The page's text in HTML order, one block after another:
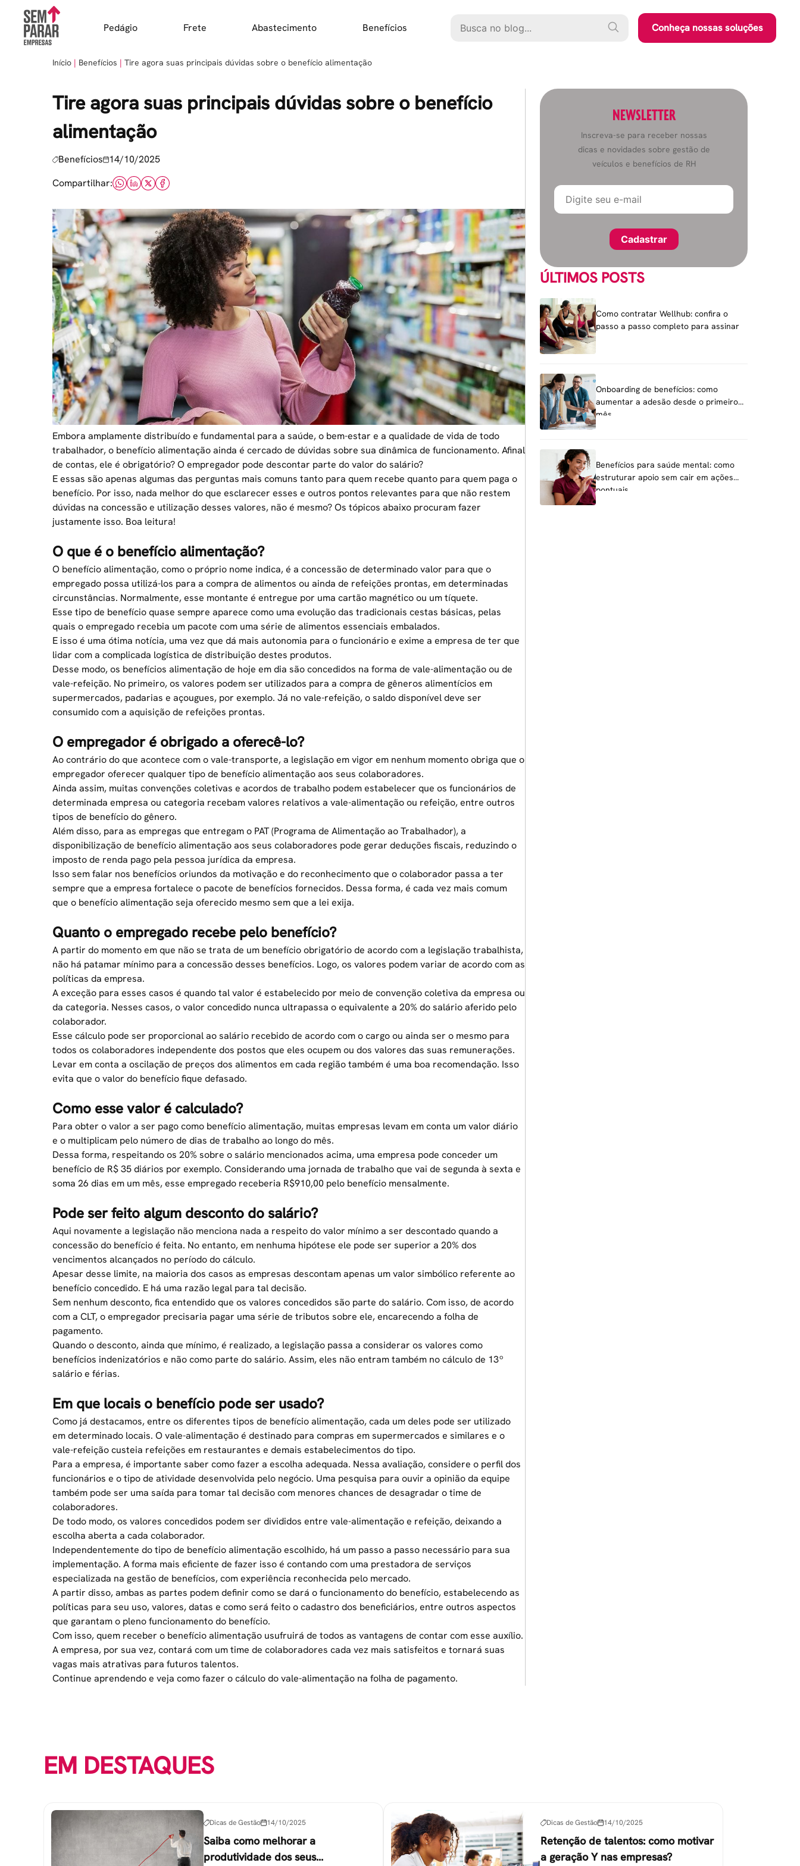
content
Pedágio Frete Abastecimento Benefícios Conheça nossas soluções
Início Benefícios Tire agora suas principais dúvidas sobre o benefício alimentação
Tire agora suas principais dúvidas sobre o benefício
alimentação
Benefícios 14/10/2025
Compartilhar:
Embora amplamente distribuído e fundamental para a saúde, o bem-estar e a qualidade de vida de todo
trabalhador, o benefício alimentação ainda é cercado de dúvidas sobre sua dinâmica de funcionamento. Afinal
de contas, ele é obrigatório? O empregador pode descontar parte do valor do salário?
E essas são apenas algumas das perguntas mais comuns tanto para quem recebe quanto para quem paga o
benefício. Por isso, nada melhor do que esclarecer esses e outros pontos relevantes para que não restem
dúvidas na concessão e utilização desses valores, não é mesmo? Os tópicos abaixo procuram fazer
justamente isso. Boa leitura!
O que é o benefício alimentação?
O benefício alimentação, como o próprio nome indica, é a concessão de determinado valor para que o
empregado possa utilizá-los para a compra de alimentos ou ainda de refeições prontas, em determinadas
circunstâncias. Normalmente, esse montante é entregue por uma cartão magnéticoou um tíquete.
Esse tipo de benefício quase sempre aparece como uma evolução das tradicionais cestas básicas, pelas
quais o empregado recebia um pacote com uma série de alimentos essenciais embalados.
E isso é uma ótima notícia, uma vez que dá mais autonomia para o funcionário e exime a empresa de ter que
lidar com a complicada logística de distribuição destes produtos.
Desse modo, os benefícios alimentação de hoje em dia são concedidos na forma de vale-alimentaçãoou de
vale-refeição. No primeiro, os valores podem ser utilizados para a compra de gêneros alimentícios em
supermercados, padarias e açougues, por exemplo. Já no vale-refeição, o saldo disponível deve ser
consumido com a aquisição de refeições prontas.
O empregador é obrigado a oferecê-lo?
Ao contrário do que acontece com ovale-transporte, a legislação em vigor em nenhum momento obriga que o
empregador oferecer qualquer tipo de benefício alimentação aos seus colaboradores.
Ainda assim, muitas convenções coletivas e acordos de trabalho podem estabelecer que os funcionários de
determinada empresa ou categoria recebam valores relativos a vale-alimentação ou refeição, entre outros
tipos de benefício do gênero.
Além disso, para as empregas que entregam o PAT (Programa de Alimentação ao Trabalhador),a
disponibilização de benefício alimentação aos seus colaboradores pode gerar deduções fiscais, reduzindo o
imposto de renda pago pela pessoa jurídica da empresa.
Isso sem falar nos benefícios oriundos da motivação e do reconhecimento que o colaborador passa a ter
sempre que a empresa fortalece o pacote de benefícios fornecidos. Dessa forma, é cada vez mais comum
que o benefício alimentação seja oferecido mesmo sem que a lei exija.
Quanto o empregado recebe pelo benefício?
A partir do momento em que não se trata de um benefício obrigatório de acordo com a legislação trabalhista,
não há patamar mínimo para a concessão desses benefícios. Logo, os valores podem variar de acordo com as
políticas da empresa.
A exceção para esses casos é quando tal valor é estabelecido por meio de convenção coletiva da empresa ou
da categoria. Nesses casos, o valor concedido nunca ultrapassa o equivalente a 20% do salário aferido pelo
colaborador.
Esse cálculo pode ser proporcional ao salário recebido de acordo com o cargo ou ainda ser o mesmo para
todos os colaboradores independente dos postos que eles ocupem ou dos valores das suas remunerações.
Levar em conta a oscilação de preços dos alimentos em cada região também é uma boa recomendação. Isso
evita que o valor do benefício fique defasado.
Como esse valor é calculado?
Para obter o valor a ser pago como benefício alimentação, muitas empresas levam em conta um valor diário
e o multiplicam pelo número de dias de trabalho ao longo do mês.
Dessa forma, respeitando os 20% sobre o salário mencionados acima, uma empresa pode conceder um
benefício de R$ 35 diários por exemplo. Considerando uma jornada de trabalho que vai de segunda à sexta e
soma 26 dias em um mês, esse empregado receberia R$910,00 pelo benefício mensalmente.
Pode ser feito algum desconto do salário?
Aqui novamente a legislação não menciona nada a respeito do valor mínimo a ser descontado quando a
concessão do benefício é feita. No entanto, em nenhuma hipótese ele pode ser superior a 20% dos
vencimentos alcançados no período do cálculo.
Apesar desse limite, na maioria dos casos as empresas descontam apenas um valor simbólico referente ao
benefício concedido. E há uma razão legal para tal decisão.
Sem nenhum desconto, fica entendido que os valores concedidos são parte do salário. Com isso, de acordo
com a CLT,o empregador precisaria pagar uma série de tributos sobre ele, encarecendo a folha de
pagamento.
Quando o desconto, ainda que mínimo, é realizado, a legislação passa a considerar os valores como
benefícios indenizatórios e não como parte do salário. Assim, eles não entram também no cálculo de 13º
salário e férias.
Em que locais o benefício pode ser usado?
Como já destacamos, entre os diferentes tipos de benefício alimentação, cada um deles pode ser utilizado
em determinado locais. O vale-alimentação é destinado para compras em supermercados e similares e o
vale-refeiçãocusteia refeições em restaurantes e demais estabelecimentos do tipo.
Para a empresa, é importante saber como fazer a escolha adequada. Nessa avaliação, considere o perfil dos
funcionários e o tipo de atividade desenvolvida pelo negócio. Uma pesquisa para ouvir a opinião da equipe
também pode ser uma saída para tomar tal decisão com menores chances de desagradar o time de
colaboradores.
De todo modo, os valores concedidos podem ser divididos entre vale-alimentação e refeição, deixando a
escolha aberta a cada colaborador.
Independentemente do tipo de benefício alimentação escolhido, há um passo a passo necessário para sua
implementação. A forma mais eficiente de fazer isso é contando com uma prestadora de serviços
especializada na gestão de benefícios, com experiência reconhecida pelo mercado.
A partir disso, ambas as partes podem definir como se dará o funcionamento do benefício, estabelecendo as
políticas para seu uso, valores, datas e como será feito o cadastro dos beneficiários, entre outros aspectos
que garantam o pleno funcionamento do benefício.
Com isso, quem receber o benefício alimentação usufruirá de todos as vantagens de contar com esse auxílio.
A empresa, por sua vez, contará com um time de colaboradores cada vez mais satisfeitos e tornará suas
vagas mais atrativas para futuros talentos.
Continue aprendendo e veja como fazer ocálculo do vale-alimentação na folha de pagamento.
NEWSLETTER
Inscreva-se para receber nossas
dicas e novidades sobre gestão de
veículos e benefícios de RH
ÚLTIMOS POSTS
Como contratar Wellhub: confira o
passo a passo completo para assinar
Onboarding de benefícios: como
aumentar a adesão desde o primeiro
mês
Benefícios para saúde mental: como
estruturar apoio sem cair em ações
pontuais
EM DESTAQUES
Dicas de Gestão 14/10/2025
Saiba como melhorar a
produtividade dos seus
Dicas de Gestão 14/10/2025
Retenção de talentos: como motivar
a geração Y nas empresas?